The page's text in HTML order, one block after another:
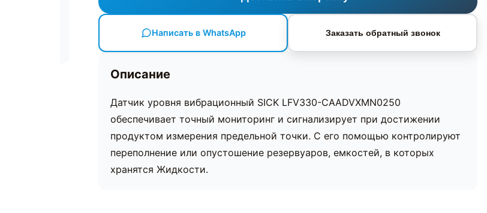
Написать в WhatsApp Заказать обратный звонок
Описание
Датчик уровня вибрационный SICK LFV330-CAADVXMN0250
обеспечивает точный мониторинг и сигнализирует при достижении
продуктом измерения предельной точки. С его помощью контролируют
переполнение или опустошение резервуаров, емкостей, в которых
хранятся Жидкости.